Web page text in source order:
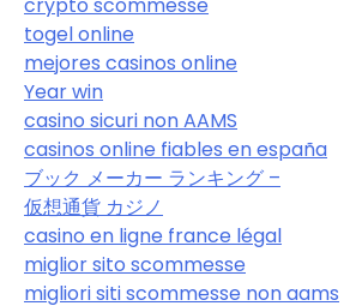
togel online
mejores casinos online
Year win
casino sicuri non AAMS
casinos online fiables en españa
ブック メーカー ランキング –
仮想通貨 カジノ
casino en ligne france légal
miglior sito scommesse
migliori siti scommesse non aams